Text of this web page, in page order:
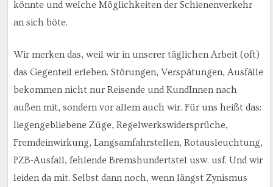
könnte und welche Möglichkeiten der Schienenverkehr
an sich böte.
Wir merken das, weil wir in unserer täglichen Arbeit (oft)
das Gegenteil erleben. Störungen, Verspätungen, Ausfälle
bekommen nicht nur Reisende und KundInnen nach
außen mit, sondern vor allem auch wir. Für uns heißt das:
liegengebliebene Züge, Regelwerkswidersprüche,
Fremdeinwirkung, Langsamfahrstellen, Rotausleuchtung,
PZB-Ausfall, fehlende Bremshundertstel usw. usf. Und wir
leiden da mit. Selbst dann noch, wenn längst Zynismus